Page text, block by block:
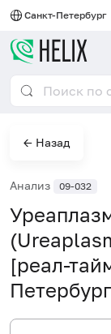
Санкт-Петербург
← Назад
Анализ 09-032
[реал-